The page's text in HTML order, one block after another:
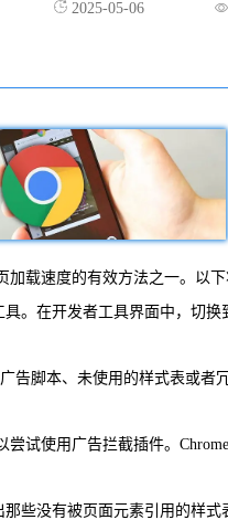
2025-05-06
载速度的有效方法之一。以
。在开发者工具界面中，切
脚本、未使用的样式表或
试使用广告拦截插件。
些没有被页面元素引用的样